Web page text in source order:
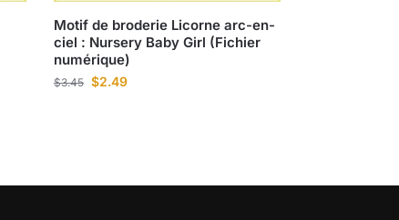
Motif de broderie Licorne arc-en-
ciel : Nursery Baby Girl (Fichier
numérique)
$3.45 $2.49